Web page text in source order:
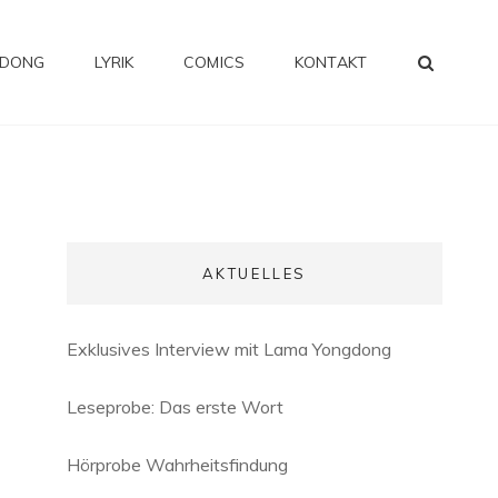
LYRIK COMICS KONTAKT
AKTUELLES
Exklusives Interview mit Lama Yongdong
Leseprobe: Das erste Wort
Hörprobe Wahrheitsfindung